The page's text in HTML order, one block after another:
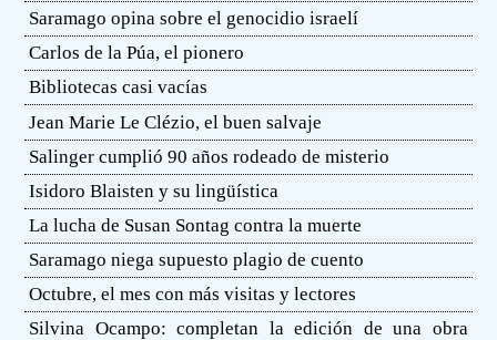
Saramago opina sobre el genocidio israelí
Carlos de la Púa, el pionero
Bibliotecas casi vacías
Jean Marie Le Clézio, el buen salvaje
Salinger cumplió 90 años rodeado de misterio
Isidoro Blaisten y su lingüística
La lucha de Susan Sontag contra la muerte
Saramago niega supuesto plagio de cuento
Octubre, el mes con más visitas y lectores
Silvina Ocampo: completan la edición de una obra